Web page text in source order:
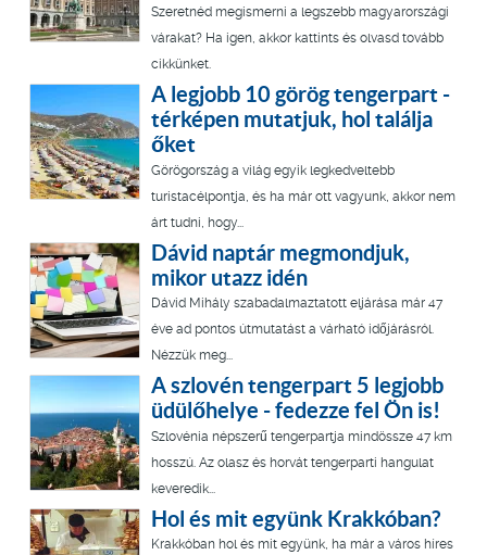
Szeretnéd megismerni a legszebb magyarországi
várakat? Ha igen, akkor kattints és olvasd tovább
cikkünket.
A legjobb 10 görög tengerpart -
térképen mutatjuk, hol találja
őket
Görögország a világ egyik legkedveltebb
turistacélpontja, és ha már ott vagyunk, akkor nem
árt tudni, hogy...
Dávid naptár megmondjuk,
mikor utazz idén
Dávid Mihály szabadalmaztatott eljárása már 47
éve ad pontos útmutatást a várható időjárásról.
Nézzük meg...
A szlovén tengerpart 5 legjobb
üdülőhelye - fedezze fel Ön is!
Szlovénia népszerű tengerpartja mindössze 47 km
hosszú. Az olasz és horvát tengerparti hangulat
keveredik...
Hol és mit együnk Krakkóban?
Krakkóban hol és mit együnk, ha már a város híres